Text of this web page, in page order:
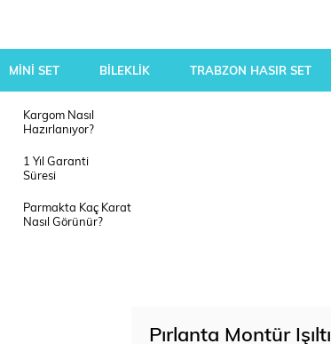
MİNİ SET BİLEKLİK TRABZON HASIR SET
Kargom Nasıl
Hazırlanıyor?
1 Yıl Garanti
Süresi
Parmakta Kaç Karat
Nasıl Görünür?
Pırlanta Montür